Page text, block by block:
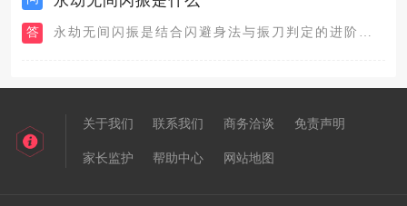
答
关于我们 联系我们 商务洽谈 免责声明
家长监护 帮助中心 网站地图